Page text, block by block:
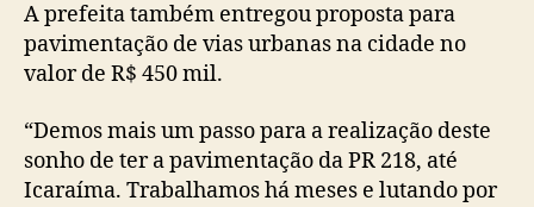
A prefeita também entregou proposta para
pavimentação de vias urbanas na cidade no
valor de R$ 450 mil.
“Demos mais um passo para a realização deste
sonho de ter a pavimentação da PR 218, até
Icaraíma. Trabalhamos há meses e lutando por